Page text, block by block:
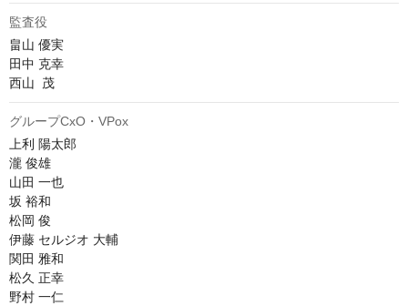
監査役
畠山 優実
田中 克幸
西山  茂
グループCxO・VPox
上利 陽太郎
瀧 俊雄
山田 一也
坂 裕和
松岡 俊
伊藤 セルジオ 大輔
関田 雅和
松久 正幸
野村 一仁